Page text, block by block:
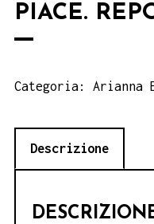
PIACE.
Categoria: Arianna
Descrizione